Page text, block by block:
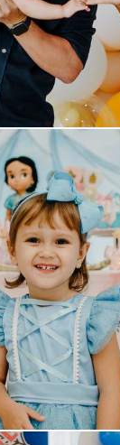
904 0
879